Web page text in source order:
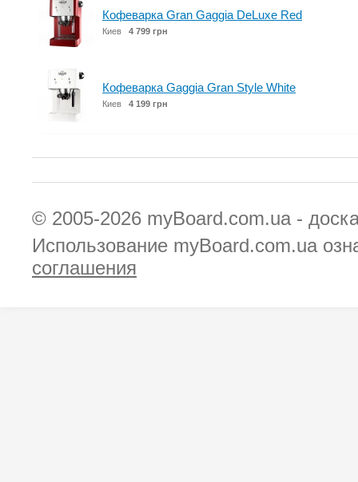
Кофеварка Gran Gaggia DeLuxe Red
Киев 4 799 грн
Кофеварка Gaggia Gran Style White
Киев 4 199 грн
© 2005-2026 myBoard.com.ua -
Использование myBoard.com.ua
соглашения